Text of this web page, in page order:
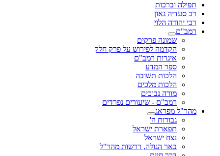
תפילה וברכות
רב סעדיה גאון
רבי יהודה הלוי
רמב"ם
שמונה פרקים
הקדמה לפירוש על פרק חלק
איגרות רמב"ם
ספר המדע
הלכות תשובה
הלכות מלכים
מורה נבוכים
רמב"ם - שיעורים נפרדים
מהר"ל מפראג
גבורות ה'
תפארת ישראל
נצח ישראל
באר הגולה, דרשות מהר"ל